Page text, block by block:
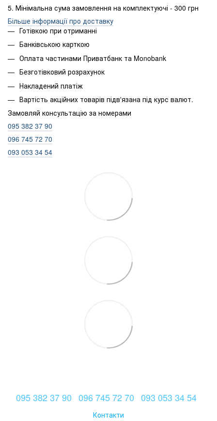
5. Мінімальна сума замовлення на комплектуючі - 300 грн
Більше інформації про доставку
Готівкою при отриманні
Банківською карткою
Оплата частинами Приватбанк та Monobank
Безготівковий розрахунок
Накладений платіж
Вартість акційних товарів підв'язана під курс валют.
Замовляй консультацію за номерами
095 382 37 90
096 745 72 70
093 053 34 54
095 382 37 90 096 745 72 70 093 053 34 54
Контакти